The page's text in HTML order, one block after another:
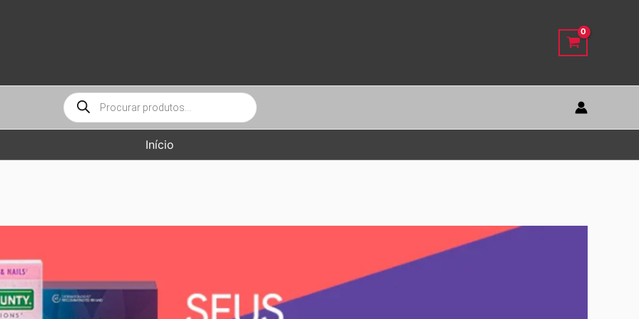
Pesquisar
produtos
Início